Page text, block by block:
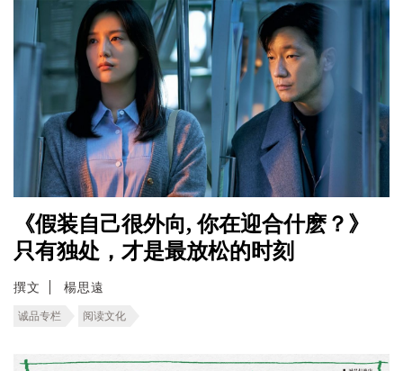
《假装自己很外向, 你在迎合什麽？》
只有独处，才是最放松的时刻
撰文 楊思遠
诚品专栏 阅读文化